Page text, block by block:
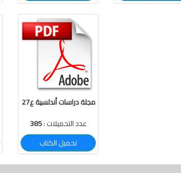
مجلة دراسات أندلسية ع27
عدد التحميلات :385
تحميل الكتاب